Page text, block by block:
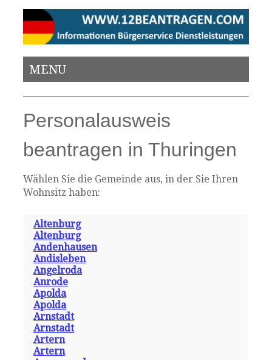
MENU
Personalausweis
beantragen in Thuringen
Wählen Sie die Gemeinde aus, in der Sie Ihren
Wohnsitz haben:
Altenburg
Altenburg
Andenhausen
Andisleben
Angelroda
Anrode
Apolda
Apolda
Arnstadt
Arnstadt
Artern
Artern